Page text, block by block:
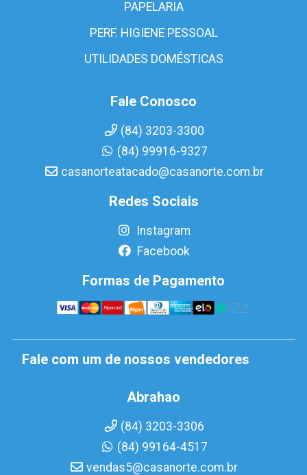
PAPELARIA
PERF. HIGIENE PESSOAL
UTILIDADES DOMÉSTICAS
Fale Conosco
(84) 3203-3300
(84) 99916-9327
casanorteatacado@casanorte.com.br
Redes Sociais
Instagram
Facebook
Formas de Pagamento
Fale com um de nossos vendedores
Abrahao
(84) 3203-3306
(84) 99164-4517
vendas5@casanorte.com.br